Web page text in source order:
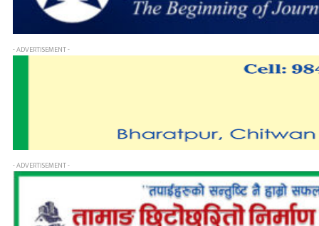
- ADVERTISEMENT -
- ADVERTISEMENT -